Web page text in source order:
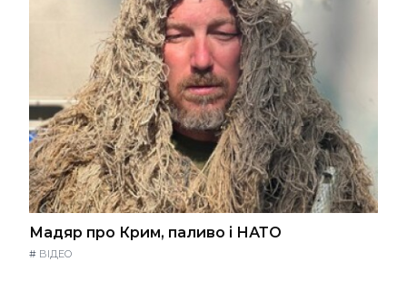
Мадяр про Крим, паливо і НАТО
# ВІДЕО